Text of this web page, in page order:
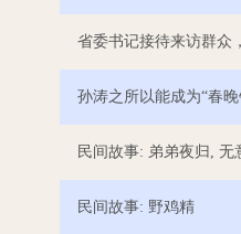
省委书记接待来访群众
孙涛之所以能成为“春
民间故事: 弟弟夜归, 无
民间故事: 野鸡精